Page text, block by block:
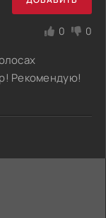
0 0
Рекомендую!